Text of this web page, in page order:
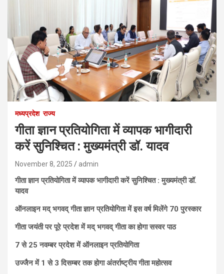
मध्यप्रदेश राज्य
गीता ज्ञान प्रतियोगिता में व्यापक भागीदारी
करें सुनिश्चित : मुख्यमंत्री डॉ. यादव
November 8, 2025 admin
गीता ज्ञान प्रतियोगिता में व्यापक भागीदारी करें सुनिश्चित : मुख्यमंत्री डॉ.
यादव
ऑनलाइन मद् भगवद् गीता ज्ञान प्रतियोगिता में इस वर्ष मिलेंगे 70 पुरस्कार
गीता जयंती पर पूरे प्रदेश में मद् भगवद् गीता का होगा सस्वर पाठ
7 से 25 नवम्बर प्रदेश में ऑनलाइन प्रतियोगिता
उज्जैन में 1 से 3 दिसम्बर तक होगा अंतर्राष्ट्रीय गीता महोत्सव